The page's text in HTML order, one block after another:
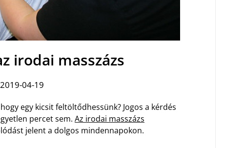
irodai masszázs
04-19
egy kicsit feltöltődhessünk? Jogos a kérdés
percet sem. Az irodai masszázs
jelent a dolgos mindennapokon.